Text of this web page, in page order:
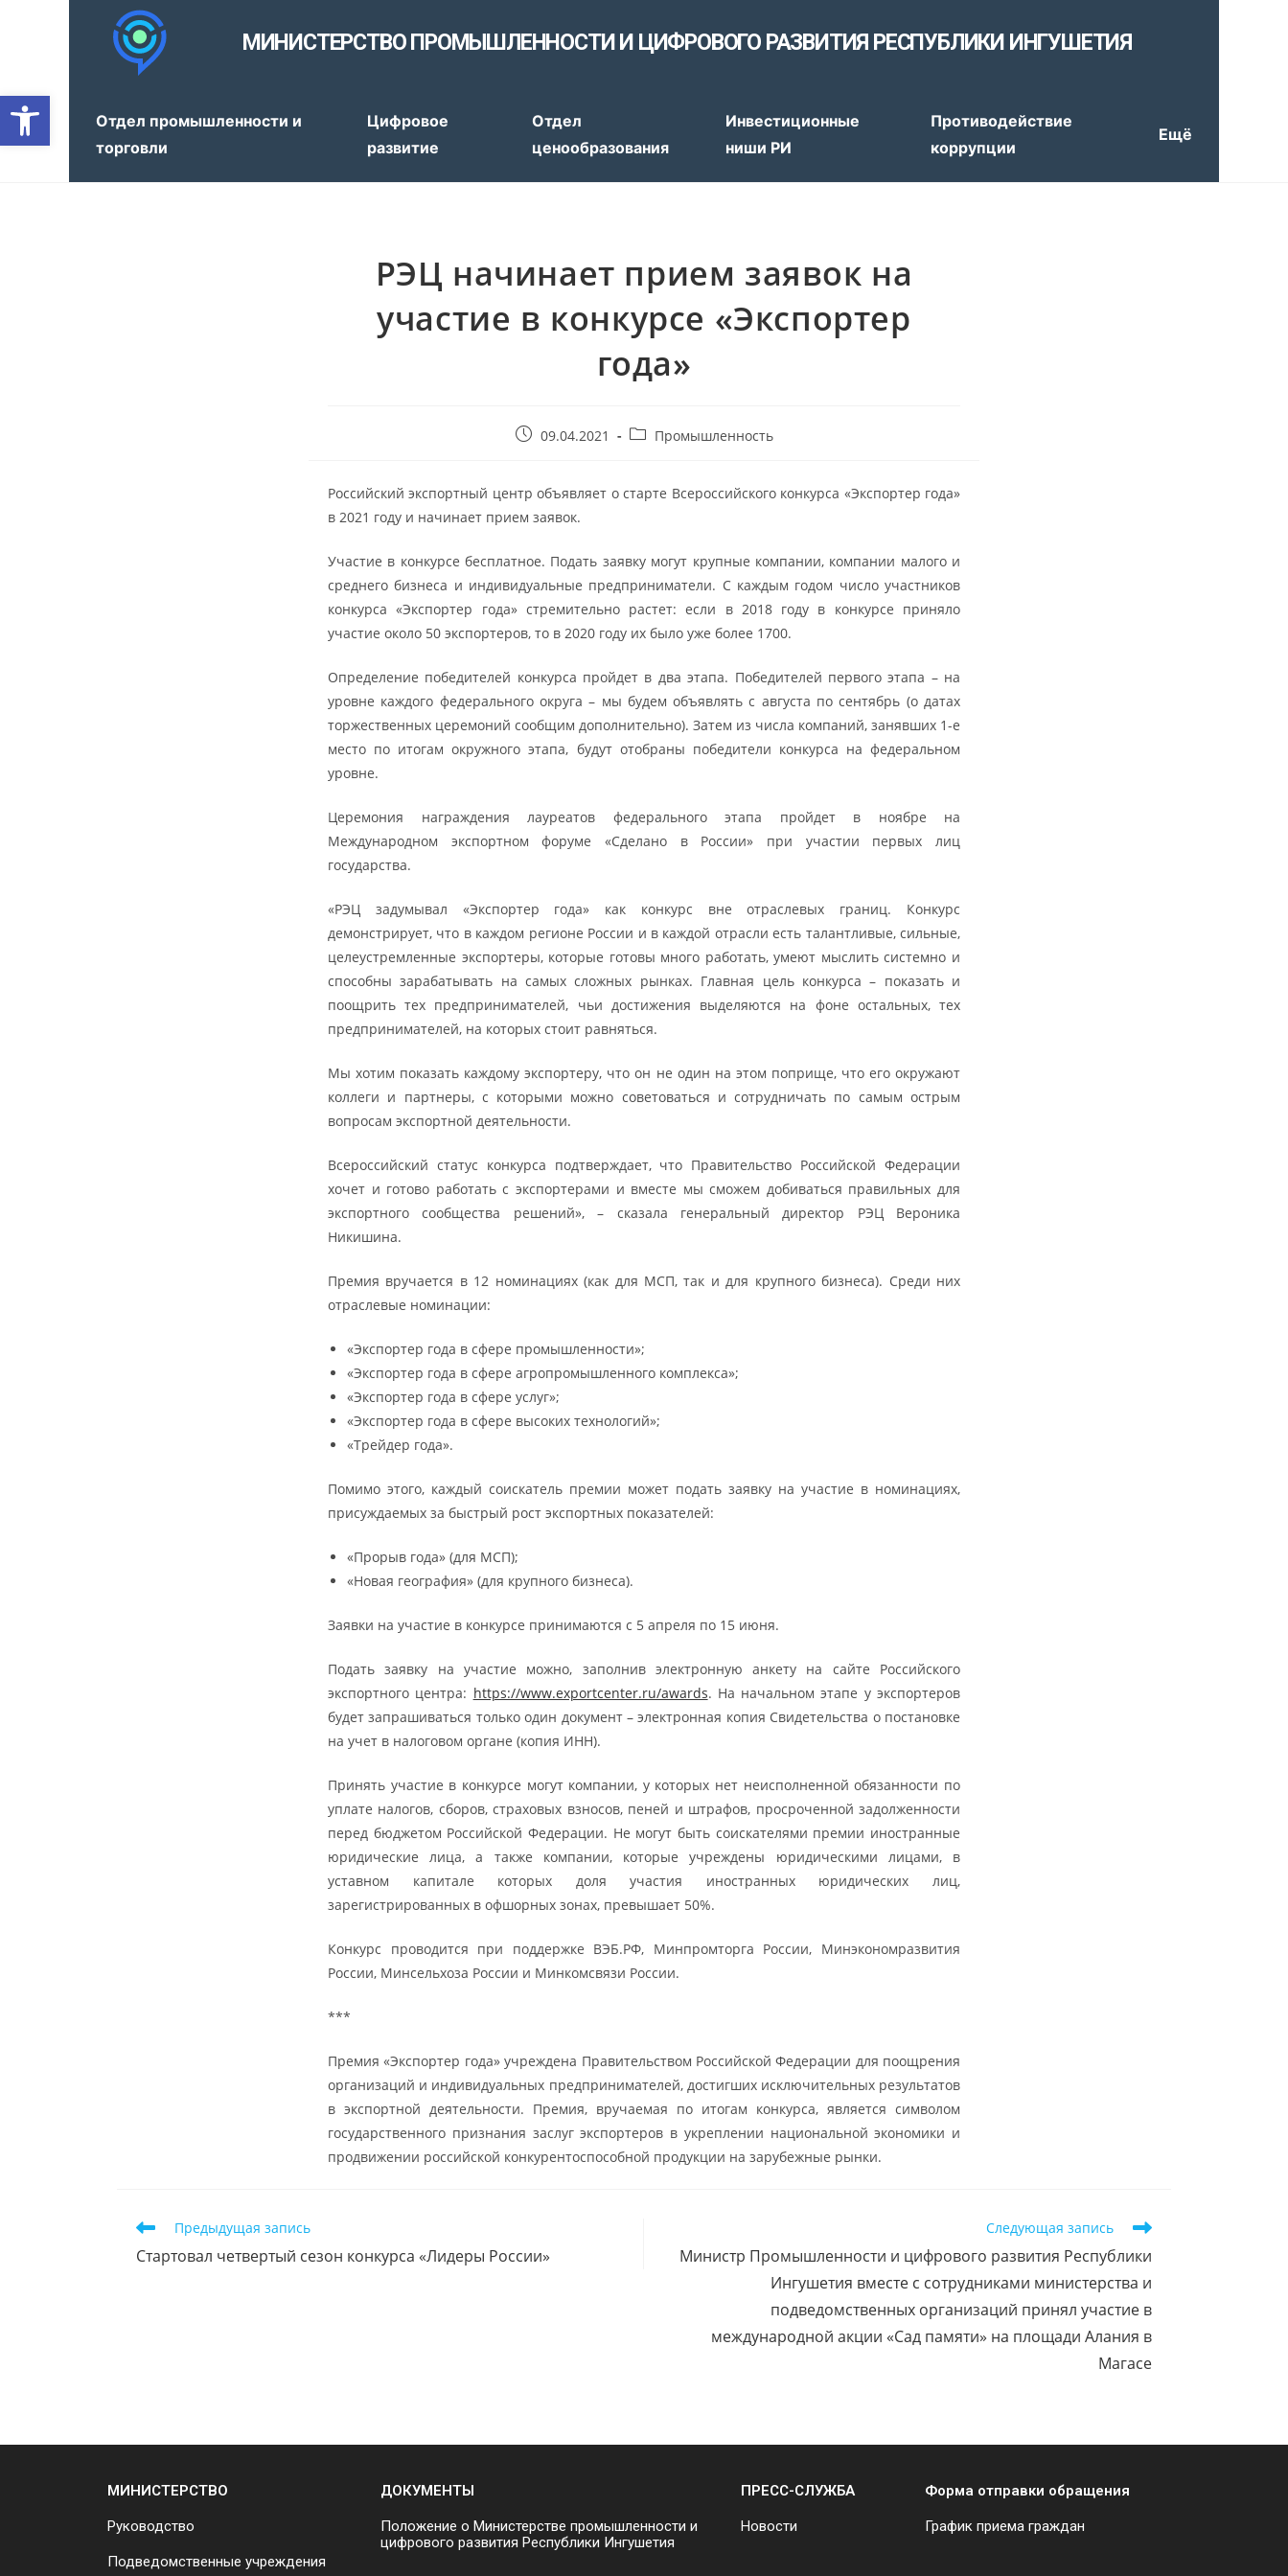
Открыть панель инструментов
МИНИСТЕРСТВО ПРОМЫШЛЕННОСТИ И ЦИФРОВОГО РАЗВИТИЯ РЕСПУБЛИКИ ИНГУШЕТИЯ
Отдел промышленности и
торговли
Цифровое
развитие
Отдел
ценообразования
Инвестиционные
ниши РИ
Противодействие
коррупции
Ещё
РЭЦ начинает прием заявок на
участие в конкурсе «Экспортер
года»
09.04.2021 Промышленность
Российский экспортный центр объявляет о старте Всероссийского конкурса «Экспортер года»
в 2021 году и начинает прием заявок.
Участие в конкурсе бесплатное. Подать заявку могут крупные компании, компании малого и
среднего бизнеса и индивидуальные предприниматели. С каждым годом число участников
конкурса «Экспортер года» стремительно растет: если в 2018 году в конкурсе приняло
участие около 50 экспортеров, то в 2020 году их было уже более 1700.
Определение победителей конкурса пройдет в два этапа. Победителей первого этапа – на
уровне каждого федерального округа – мы будем объявлять с августа по сентябрь (о датах
торжественных церемоний сообщим дополнительно). Затем из числа компаний, занявших 1-е
место по итогам окружного этапа, будут отобраны победители конкурса на федеральном
уровне.
Церемония награждения лауреатов федерального этапа пройдет в ноябре на
Международном экспортном форуме «Сделано в России» при участии первых лиц
государства.
«РЭЦ задумывал «Экспортер года» как конкурс вне отраслевых границ. Конкурс
демонстрирует, что в каждом регионе России и в каждой отрасли есть талантливые, сильные,
целеустремленные экспортеры, которые готовы много работать, умеют мыслить системно и
способны зарабатывать на самых сложных рынках. Главная цель конкурса – показать и
поощрить тех предпринимателей, чьи достижения выделяются на фоне остальных, тех
предпринимателей, на которых стоит равняться.
Мы хотим показать каждому экспортеру, что он не один на этом поприще, что его окружают
коллеги и партнеры, с которыми можно советоваться и сотрудничать по самым острым
вопросам экспортной деятельности.
Всероссийский статус конкурса подтверждает, что Правительство Российской Федерации
хочет и готово работать с экспортерами и вместе мы сможем добиваться правильных для
экспортного сообщества решений», – сказала генеральный директор РЭЦ Вероника
Никишина.
Премия вручается в 12 номинациях (как для МСП, так и для крупного бизнеса). Среди них
отраслевые номинации:
«Экспортер года в сфере промышленности»;
«Экспортер года в сфере агропромышленного комплекса»;
«Экспортер года в сфере услуг»;
«Экспортер года в сфере высоких технологий»;
«Трейдер года».
Помимо этого, каждый соискатель премии может подать заявку на участие в номинациях,
присуждаемых за быстрый рост экспортных показателей:
«Прорыв года» (для МСП);
«Новая география» (для крупного бизнеса).
Заявки на участие в конкурсе принимаются с 5 апреля по 15 июня.
Подать заявку на участие можно, заполнив электронную анкету на сайте Российского
экспортного центра: https://www.exportcenter.ru/awards. На начальном этапе у экспортеров
будет запрашиваться только один документ – электронная копия Свидетельства о постановке
на учет в налоговом органе (копия ИНН).
Принять участие в конкурсе могут компании, у которых нет неисполненной обязанности по
уплате налогов, сборов, страховых взносов, пеней и штрафов, просроченной задолженности
перед бюджетом Российской Федерации. Не могут быть соискателями премии иностранные
юридические лица, а также компании, которые учреждены юридическими лицами, в
уставном капитале которых доля участия иностранных юридических лиц,
зарегистрированных в офшорных зонах, превышает 50%.
Конкурс проводится при поддержке ВЭБ.РФ, Минпромторга России, Минэкономразвития
России, Минсельхоза России и Минкомсвязи России.
***
Премия «Экспортер года» учреждена Правительством Российской Федерации для поощрения
организаций и индивидуальных предпринимателей, достигших исключительных результатов
в экспортной деятельности. Премия, вручаемая по итогам конкурса, является символом
государственного признания заслуг экспортеров в укреплении национальной экономики и
продвижении российской конкурентоспособной продукции на зарубежные рынки.
Предыдущая запись
Стартовал четвертый сезон конкурса «Лидеры России»
Следующая запись
Министр Промышленности и цифрового развития Республики
Ингушетия вместе с сотрудниками министерства и
подведомственных организаций принял участие в
международной акции «Сад памяти» на площади Алания в
Магасе
МИНИСТЕРСТВО
Руководство
Подведомственные учреждения
ДОКУМЕНТЫ
Положение о Министерстве промышленности и
цифрового развития Республики Ингушетия
ПРЕСС-СЛУЖБА
Новости
Форма отправки обращения
График приема граждан